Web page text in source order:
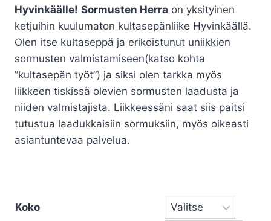
Hyvinkäälle! Sormusten Herra on yksityinen
ketjuihin kuulumaton kultasepänliike Hyvinkäällä.
Olen itse kultaseppä ja erikoistunut uniikkien
sormusten valmistamiseen(katso kohta
”kultasepän työt”) ja siksi olen tarkka myös
liikkeen tiskissä olevien sormusten laadusta ja
niiden valmistajista. Liikkeessäni saat siis paitsi
tutustua laadukkaisiin sormuksiin, myös oikeasti
asiantuntevaa palvelua.
Koko